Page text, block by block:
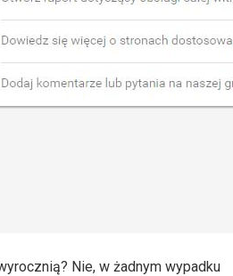
Nie, w żadnym wypadku